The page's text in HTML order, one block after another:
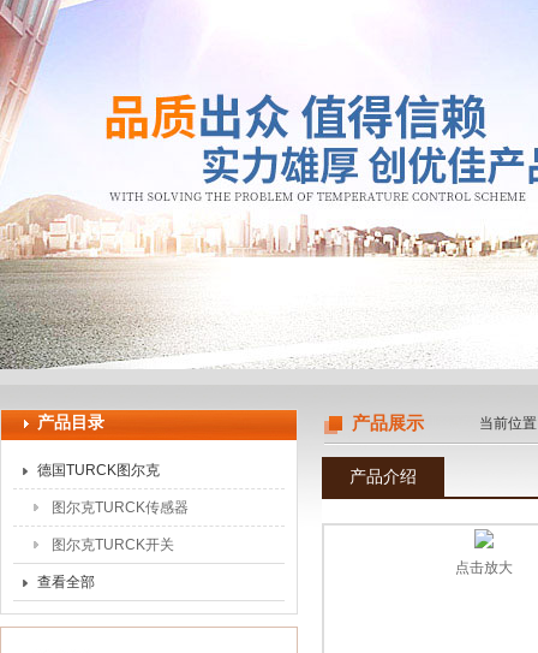
上海申思特自动化设备有限公司
产品目录
德国TURCK图尔克
图尔克TURCK传感器
图尔克TURCK开关
查看全部
产品展示 当前位
产品介绍
点击放大